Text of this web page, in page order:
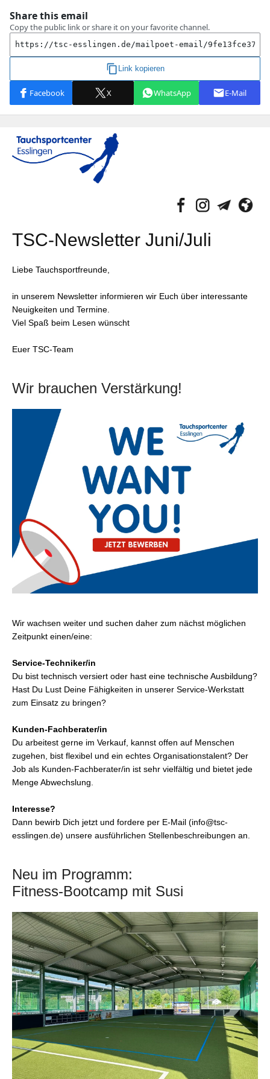
TSC-Newsletter Juni/Juli
Liebe Tauchsportfreunde,
in unserem Newsletter informieren wir Euch über interessante
Neuigkeiten und Termine.
Viel Spaß beim Lesen wünscht
Euer TSC-Team
Wir brauchen Verstärkung!
Wir wachsen weiter und suchen daher zum nächst möglichen
Zeitpunkt einen/eine:
Service-Techniker/in
Du bist technisch versiert oder hast eine technische Ausbildung?
Hast Du Lust Deine Fähigkeiten in unserer Service-Werkstatt
zum Einsatz zu bringen?
Kunden-Fachberater/in
Du arbeitest gerne im Verkauf, kannst offen auf Menschen
zugehen, bist flexibel und ein echtes Organisationstalent? Der
Job als Kunden-Fachberater/in ist sehr vielfältig und bietet jede
Menge Abwechslung.
Interesse?
Dann bewirb Dich jetzt und fordere per E-Mail (info@tsc-
esslingen.de) unsere ausführlichen Stellenbeschreibungen an.
Neu im Programm:
Fitness-Bootcamp mit Susi